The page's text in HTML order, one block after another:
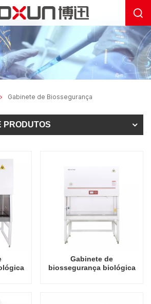
Gabinete de Biossegurança
PRODUTOS
Gabinete de
biossegurança biológica